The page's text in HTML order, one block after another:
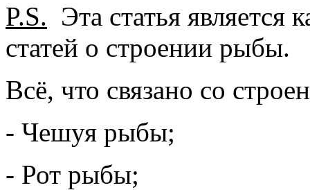
P.S. Эта статья
статей о строении рыбы.
Всё, что связано со
- Чешуя рыбы;
- Рот рыбы;